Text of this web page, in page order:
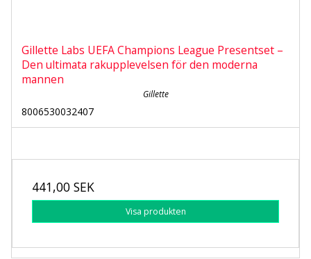
Gillette Labs UEFA Champions League Presentset –
Den ultimata rakupplevelsen för den moderna
mannen
Gillette
8006530032407
441,00 SEK
Visa produkten